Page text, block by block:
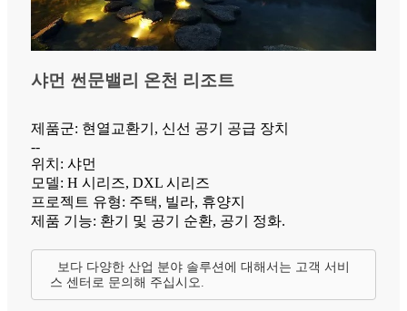
샤먼 썬문밸리 온천 리조트
제품군: 현열교환기, 신선 공기 공급 장치
--
위치: 샤먼
모델: H 시리즈, DXL 시리즈
프로젝트 유형: 주택, 빌라, 휴양지
제품 기능: 환기 및 공기 순환, 공기 정화.
보다 다양한 산업 분야 솔루션에 대해서는 고객 서비
스 센터로 문의해 주십시오.